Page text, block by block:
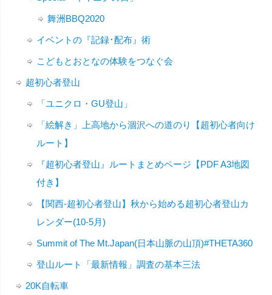
舞洲BBQ2020
イベントの『記録･配布』術
こどもとおとなの体験をつなぐ会
超初心者登山
「ユニクロ・GU登山」
「絵解き」上高地から涸沢への道のり【超初心者向け
ルート】
『超初心者登山』ルートまとめページ【PDF A3地図
付き】
【関西-超初心者登山】秋から始める超初心者登山カ
レンダー(10-5月)
Summit of The Mt.Japan(日本山脈の山頂)#THETA360
登山ルート「最新情報」調査の基本三法
20K自転車